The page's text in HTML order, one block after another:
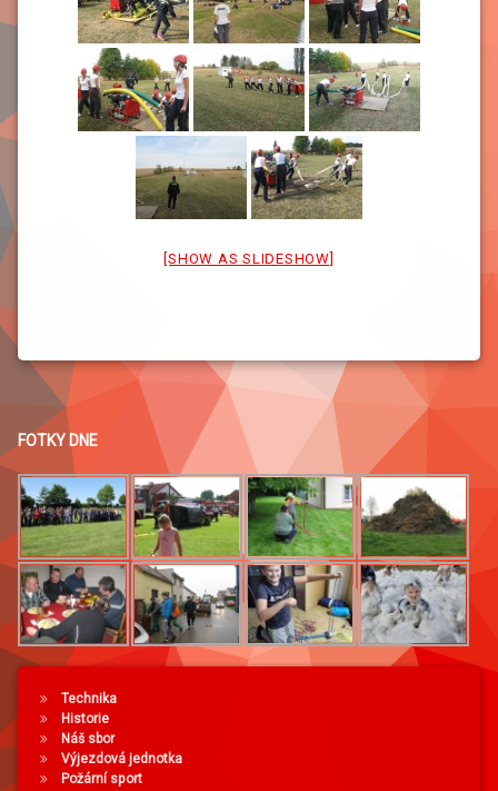
[SHOW AS SLIDESHOW]
FOTKY DNE
Technika
Historie
Náš sbor
Výjezdová jednotka
Požární sport